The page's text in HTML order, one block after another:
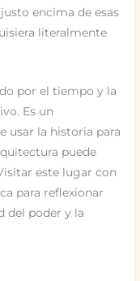
encima de esas
literalmente
por el tiempo y la
Es un
usar la historia para
puede
este lugar con
para reflexionar
del poder y la